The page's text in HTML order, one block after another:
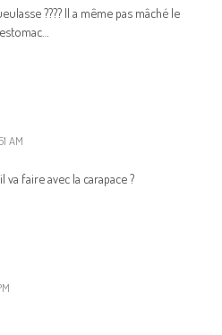
???? Il a même pas mâché le
AM
va faire avec la carapace ?